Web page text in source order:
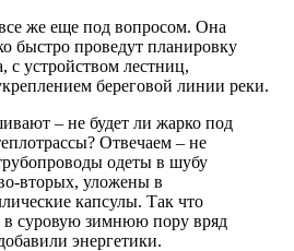
же еще под вопросом. Она
быстро проведут планировку
с устройством лестниц,
береговой линии реки.
– не будет ли жарко под
Отвечаем – не
одеты в шубу
вторых, уложены в
капсулы. Так что
в суровую зимнюю пору вряд
энергетики.